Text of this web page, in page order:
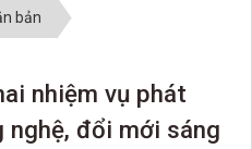
bản
nhiệm vụ phát
nghệ, đổi mới sáng